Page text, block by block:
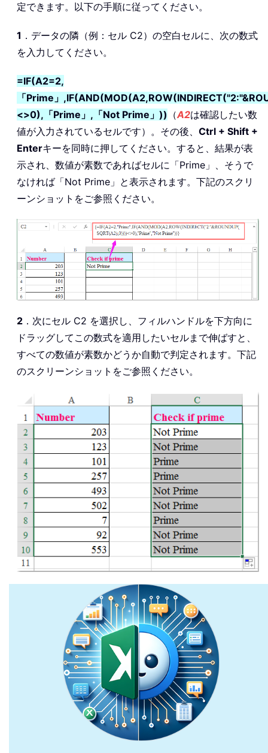
定できます。以下の手順に従ってください。
1 ．データの隣（例：セル C2）の空白セルに、次の数式
を入力してください。
=IF(A2=2,
「Prime」
<>0),「Prime」,「Not Prime」)) （A2は確認したい数
値が入力されているセルです）。その後、 Ctrl + Shift +
Enterキーを同時に押してください。すると、結果が表
示され、数値が素数であればセルに「Prime」、そうで
なければ「Not Prime」と表示されます。下記のスクリ
ーンショットをご参照ください。
2 ．次にセル C2 を選択し、フィルハンドルを下方向に
ドラッグしてこの数式を適用したいセルまで伸ばすと、
すべての数値が素数かどうか自動で判定されます。下記
のスクリーンショットをご参照ください。